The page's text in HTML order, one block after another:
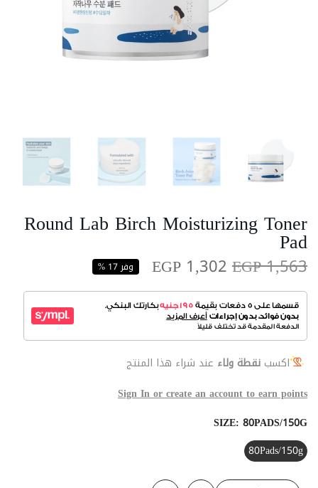
Round Lab Birch Moisturizing Toner
Pad
EGP 1,563
EGP 1,302 وفر 17 %
اكسب نقطة ولاء عند شراء هذا المنتج
Sign In or create an account to earn points
SIZE: 80PADS/150G
80Pads/150g